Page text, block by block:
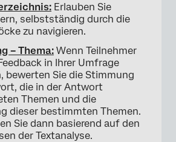
Erlauben Sie
selbstständig durch die
zu navigieren.
– Thema: Wenn Teilnehmer
in Ihrer Umfrage
bewerten Sie die Stimmung
die in der Antwort
Themen und die
dieser bestimmten Themen.
Sie dann basierend auf den
der Textanalyse.